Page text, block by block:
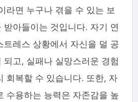
라면 누구나 겪을 수 있는 보
받아들이는 것입니다. 자기 연
트레스 상황에서 자신을 덜 공
되고, 실패나 실망스러운 경험
회복할 수 있습니다. 또한, 자
수용하는 능력은 자존감을 높